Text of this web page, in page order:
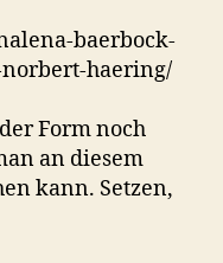
baerbock-
haering/
Form noch
an diesem
kann. Setzen,